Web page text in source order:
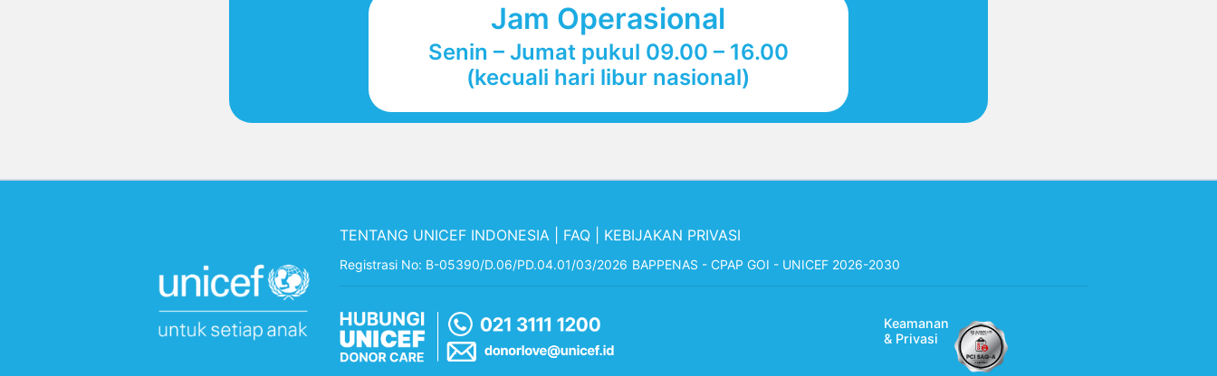
Jam Operasional
Senin – Jumat pukul 09.00 – 16.00
(kecuali hari libur nasional)
TENTANG UNICEF INDONESIA FAQ KEBIJAKAN PRIVASI
Registrasi No: B-05390/D.06/PD.04.01/03/2026 BAPPENAS - CPAP GOI - UNICEF 2026-2030
Keamanan
& Privasi